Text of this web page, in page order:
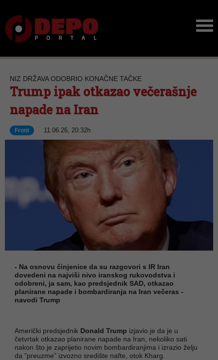
NIZ DRŽAVA ODOBRIO KONAČNE TAČKE
Trump ipak otkazao večerašnje
napade na Iran
Front 11.06.26, 20:32h
- Na osnovu činjenice da su razgovori s IR Iran
dovedeni na najviši nivo iranskog rukovodstva i
odobreni, ja sam, kao predsjednik SAD, otkazao
planirane napade i bombardiranja na Iran večeras -
navodi Trump
Američki predsjednik Donald Trump izjavio je da je u
četvrtak otkazao planirane napade na Iran, nekoliko sati
nakon što je zaprijetio novim bombardiranjima i izrazio želju
da "preuzme" izvozno središte nafte, otok Kharg.